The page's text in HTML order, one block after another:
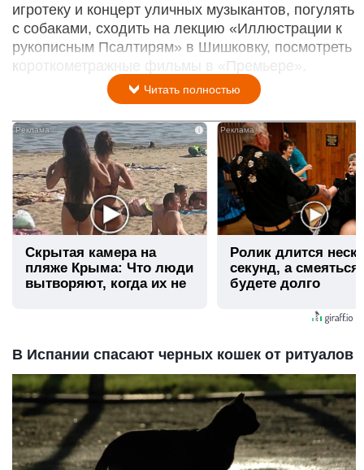
игротеку и концерт уличных музыкантов, погулять
с собаками, сходить на лекцию «Иллюстрации к
рукописным Псалтирям» в Шишковку, посмотреть
короткометражные фильмы в «Премьере».
Читать полностью
i
Скрытая камера на
пляже Крыма: Что люди
вытворяют, когда их не
Ролик длится
секунд, а
будете долго
В Испании спасают черных кошек от ритуалов